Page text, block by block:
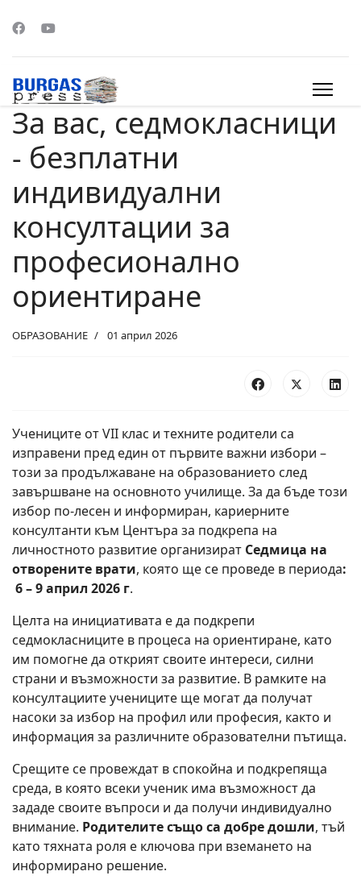
За вас, седмокласници
- безплатни
индивидуални
консултации за
професионално
ориентиране
ОБРАЗОВАНИЕ 01 април 2026
Учениците от VII клас и техните родители са
изправени пред един от първите важни избори –
този за продължаване на образованието след
завършване на основното училище. За да бъде този
избор по-лесен и информиран, кариерните
консултанти към Центъра за подкрепа на
личностното развитие организират Седмица на
отворените врати, която ще се проведе в периода:
6 – 9 април 2026 г.
Целта на инициативата е да подкрепи
седмокласниците в процеса на ориентиране, като
им помогне да открият своите интереси, силни
страни и възможности за развитие. В рамките на
консултациите учениците ще могат да получат
насоки за избор на профил или професия, както и
информация за различните образователни пътища.
Срещите се провеждат в спокойна и подкрепяща
среда, в която всеки ученик има възможност да
зададе своите въпроси и да получи индивидуално
внимание. Родителите също са добре дошли, тъй
като тяхната роля е ключова при вземането на
информирано решение.